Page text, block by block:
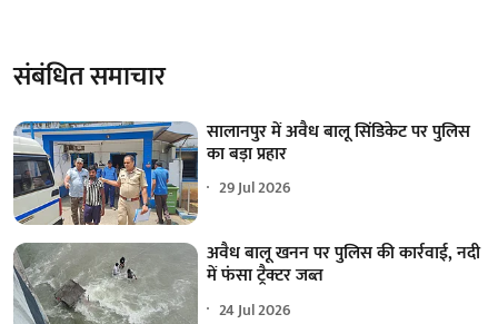
संबंधित समाचार
सालानपुर में अवैध बालू सिंडिकेट पर पुलिस
का बड़ा प्रहार
29 Jul 2026
अवैध बालू खनन पर पुलिस की कार्रवाई, नदी
में फंसा ट्रैक्टर जब्त
24 Jul 2026